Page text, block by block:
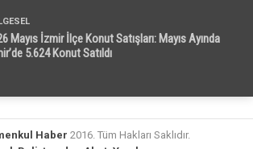
Mayıs İzmir İlçe Konut Satışları: Mayıs Ayında
5.624 Konut Satıldı
Haber 2016. Tüm Hakları Saklıdır.